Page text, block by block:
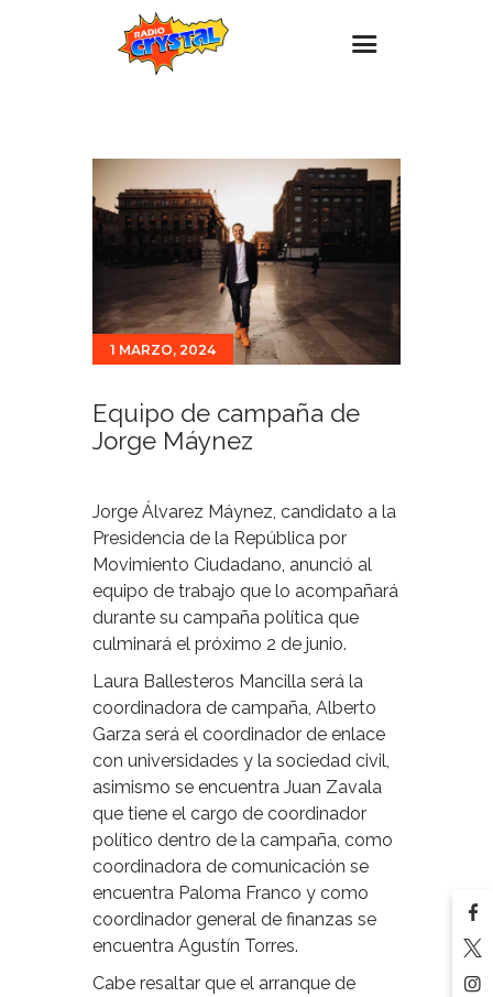
Eventos
Promociones
Noticias
Para ti
Contacto
1 MARZO, 2024
Equipo de campaña de
Jorge Máynez
Jorge Álvarez Máynez, candidato a la
Presidencia de la República por
Movimiento Ciudadano, anunció al
equipo de trabajo que lo acompañará
durante su campaña política que
culminará el próximo 2 de junio.
Laura Ballesteros Mancilla será la
coordinadora de campaña, Alberto
Garza será el coordinador de enlace
con universidades y la sociedad civil,
asimismo se encuentra Juan Zavala
que tiene el cargo de coordinador
político dentro de la campaña, como
coordinadora de comunicación se
encuentra Paloma Franco y como
coordinador general de finanzas se
encuentra Agustín Torres.
Cabe resaltar que el arranque de